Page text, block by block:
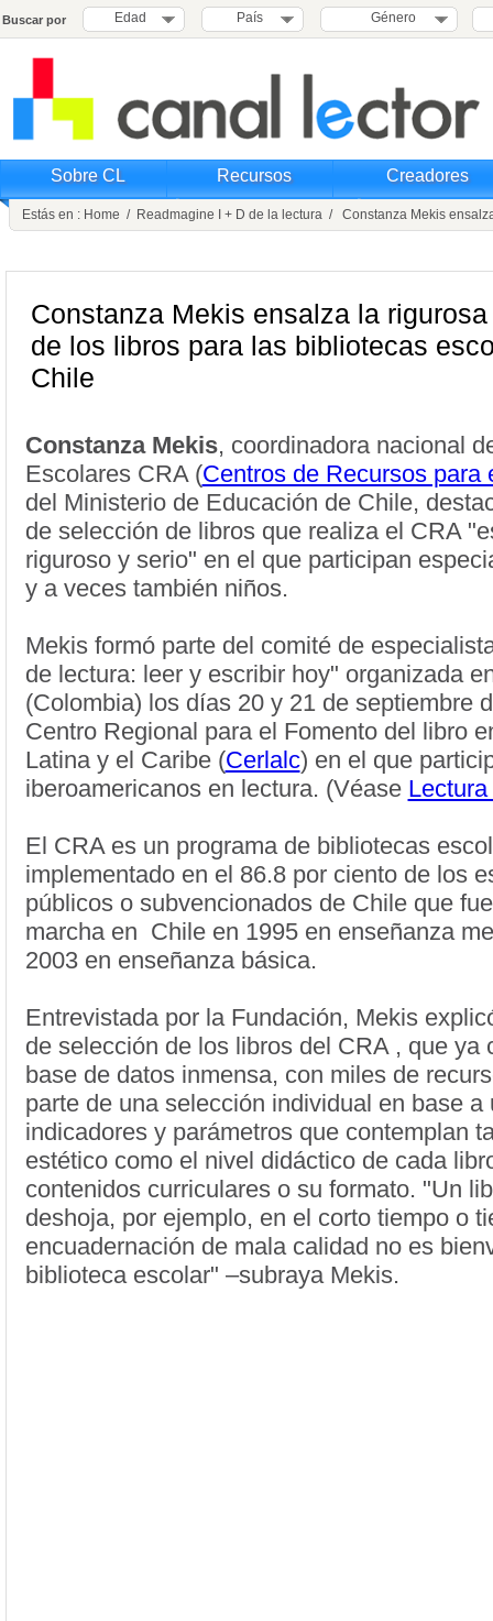
Buscar por Edad País Género
Sobre CL Recursos Creadores
Estás en : Home / Readmagine I + D de la lectura / Constanza Mekis
Constanza Mekis ensalza la
de los libros para las bibliotecas
Chile
Constanza Mekis, coordinadora nacional
Escolares CRA (Centros de Recursos para
del Ministerio de Educación de Chile,
de selección de libros que realiza el CRA
riguroso y serio" en el que participan
y a veces también niños.
Mekis formó parte del comité de
de lectura: leer y escribir hoy" organizada
(Colombia) los días 20 y 21 de septiembre
Centro Regional para el Fomento del libro
Latina y el Caribe (Cerlalc) en el que
iberoamericanos en lectura. (Véase
El CRA es un programa de bibliotecas
implementado en el 86.8 por ciento de los
públicos o subvencionados de Chile que
marcha en Chile en 1995 en enseñanza
2003 en enseñanza básica.
Entrevistada por la Fundación, Mekis
de selección de los libros del CRA , que ya
base de datos inmensa, con miles de
parte de una selección individual en base a
indicadores y parámetros que contemplan
estético como el nivel didáctico de cada
contenidos curriculares o su formato. "Un
deshoja, por ejemplo, en el corto tiempo o
encuadernación de mala calidad no es
biblioteca escolar" –subraya Mekis.